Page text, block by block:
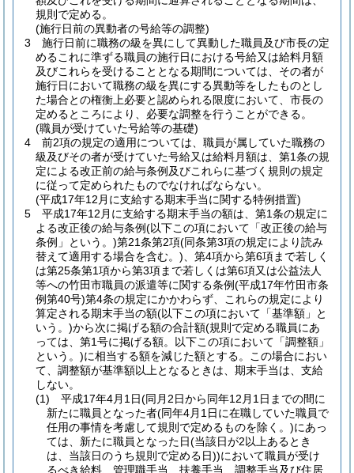
規則で定める。
(施行日前の異動者の号給等の調整)
3
施行日前に職務の級を異にして異動した職員及び市長の定
めるこれに準ずる職員の施行日における号給又は給料月額
及びこれらを受けることとなる期間については、その者が
施行日において職務の級を異にする異動等をしたものとし
た場合との権衡上必要と認められる限度において、市長の
定めるところにより、必要な調整を行うことができる。
(職員が受けていた号給等の基礎)
4
前2項の規定の適用については、職員が属していた職務の
級及びその者が受けていた号給又は給料月額は、第1条の規
定による改正前の給与条例及びこれらに基づく規則の規定
に従って定められたものでなければならない。
(平成17年12月に支給する期末手当に関する特例措置)
5
平成17年12月に支給する期末手当の額は、第1条の規定に
よる改正後の給与条例(以下この項において「改正後の給与
条例」という。)第21条第2項(同条第3項の規定により読み
替えて適用する場合を含む。) 、第4項から第6項まで若しく
は第25条第1項から第3項まで若しくは第6項又は公益法人
等への竹田市職員の派遣等に関する条例(平成17年竹田市条
例第40号)第4条の規定にかかわらず、これらの規定により
算定される期末手当の額(以下この項において「基準額」と
いう。)から次に掲げる額の合計額(規則で定める職員にあ
っては、第1号に掲げる額。以下この項において「調整額」
という。)に相当する額を減じた額とする。
この場合におい
て、調整額が基準額以上となるときは、期末手当は、支給
しない。
(1)
平成17年4月1日(同月2日から同年12月1日までの間に
新たに職員となった者(同年4月1日に在職していた職員で
任用の事情を考慮して規則で定めるものを除く。)にあっ
ては、新たに職員となった日(当該日が2以上あるとき
は、当該日のうち規則で定める日))において職員が受け
るべき給料、管理職手当、扶養手当、調整手当及び住居